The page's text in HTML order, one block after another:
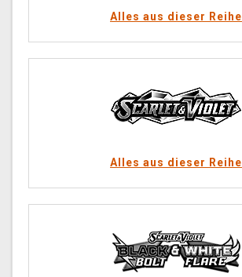
Alles aus dieser Reihe
Alles aus dieser Reihe